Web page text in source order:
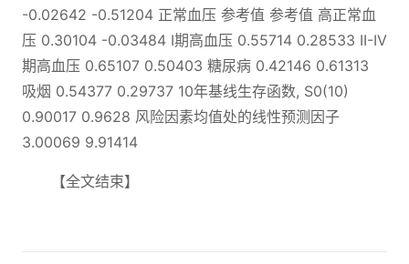
-0.02642 -0.51204 正常血压 参考值 参考值 高正常血
压 0.30104 -0.03484 I期高血压 0.55714 0.28533 II-IV
期高血压 0.65107 0.50403 糖尿病 0.42146 0.61313
吸烟 0.54377 0.29737 10年基线生存函数, S0(10)
0.90017 0.9628 风险因素均值处的线性预测因子
3.00069 9.91414
【全文结束】